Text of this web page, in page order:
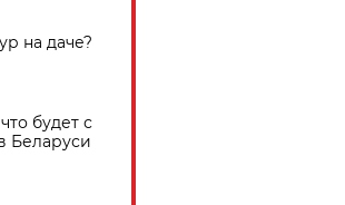
на даче?
будет с
Беларуси